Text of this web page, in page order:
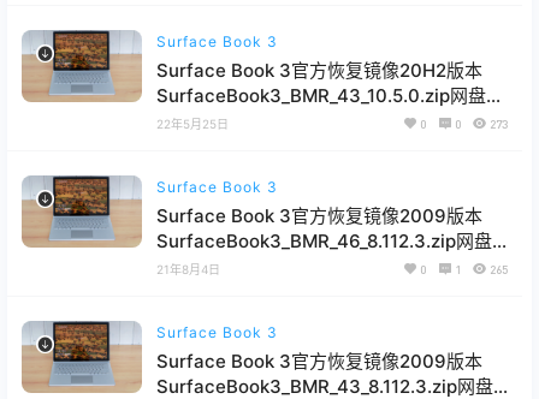
Surface Book 3
Surface Book 3官方恢复镜像20H2版本
SurfaceBook3_BMR_43_10.5.0.zip网盘下
载
22年5月25日 0 0 273
Surface Book 3
Surface Book 3官方恢复镜像2009版本
SurfaceBook3_BMR_46_8.112.3.zip网盘
下载
21年8月4日 0 1 265
Surface Book 3
Surface Book 3官方恢复镜像2009版本
SurfaceBook3_BMR_43_8.112.3.zip网盘